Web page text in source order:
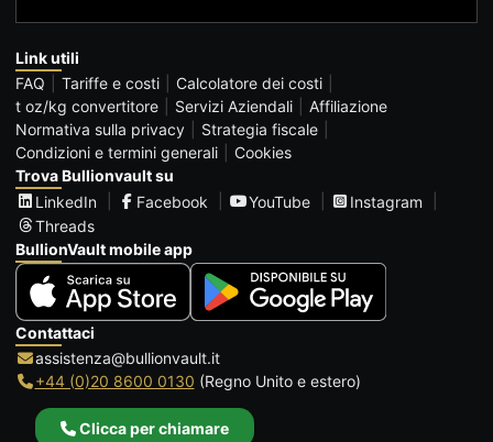
Link utili
FAQ
Tariffe e costi
Calcolatore dei costi
t oz/kg convertitore
Servizi Aziendali
Affiliazione
Normativa sulla privacy
Strategia fiscale
Condizioni e termini generali
Cookies
Trova Bullionvault su
LinkedIn
Facebook YouTube
Instagram
Threads
BullionVault mobile app
Contattaci
assistenza@bullionvault.it
+44 (0)20 8600 0130 (Regno Unito e estero)
Clicca per chiamare